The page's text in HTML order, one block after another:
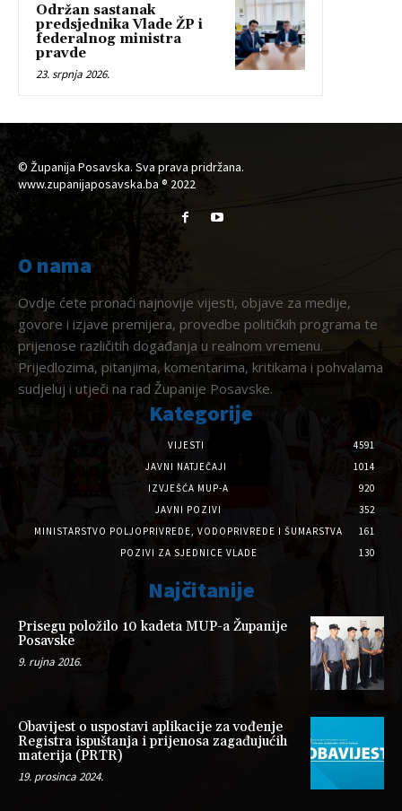
Održan sastanak
predsjednika Vlade ŽP i
federalnog ministra
pravde
23. srpnja 2026.
© Županija Posavska. Sva prava pridržana.
www.zupanijaposavska.ba ® 2022
O nama
Ovdje ćete pronaći najnovije vijesti, objave za medije,
govore i izjave premijera, provedbe političkih programa te
prijenose različitih događanja u realnom vremenu.
Prijedlozima, pitanjima, komentarima, kritikama i pohvalama
sudjeluj i utječi na rad Županije Posavske.
Kategorije
VIJESTI
4591
JAVNI NATJEČAJI
1014
IZVJEŠĆA MUP-A
920
JAVNI POZIVI
352
MINISTARSTVO POLJOPRIVREDE, VODOPRIVREDE I ŠUMARSTVA
161
POZIVI ZA SJEDNICE VLADE
130
Najčitanije
Prisegu položilo 10 kadeta MUP-a Županije
Posavske
9. rujna 2016.
Obavijest o uspostavi aplikacije za vođenje
Registra ispuštanja i prijenosa zagađujućih
materija (PRTR)
19. prosinca 2024.